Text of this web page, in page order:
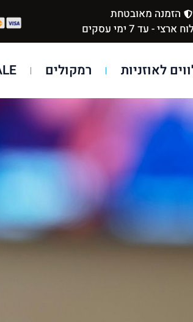
הזמנה מאובטחת
- עד 7 ימי עסקים
לאוזניות רמקולים